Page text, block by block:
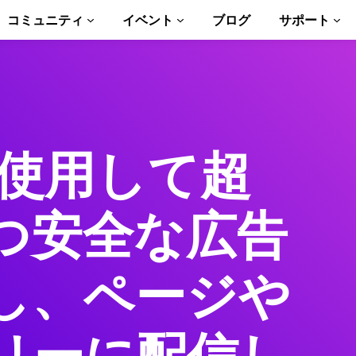
ト
リ一式
to AMP
習コース
ょう
コミュニティ イベント ブログ サポート
用して超
安全な広告
、ページや